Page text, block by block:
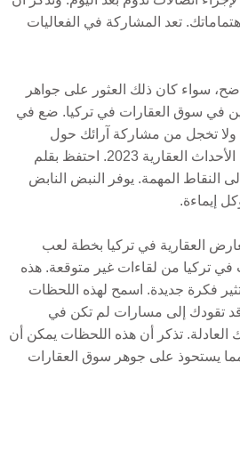
تعد المشاركة في الفعاليات
سواء كان ذلك العثور على جواهر
في سوق العقارات في تركيا. ضع في
ولا تخجل من مشاركة آرائك حول
الاتجاهات الحالية في المعارض التجارية العقارية. يمكن لهذه التفاعلات في كثير من الأحيان أن تضيء الطريق لنجاح الأحداث العقارية 2023. احتفظ بقلم
النقاط المهمة. يوفر النبض النابض
إيماءة.
العقارية في تركيا بخطة لعب
في تركيا من لقاءات غير متوقعة. هذه
فكرة جديدة. اسمح لهذه اللحظات
ابق منفتحًا على ما هو غير متوقع. في الأحداث العقارية 2023، المرونة قد تقودك إلى مسارات لم تكن في
تذكر أن هذه اللحظات يمكن أن
يستحوذ على جوهر سوق العقارات